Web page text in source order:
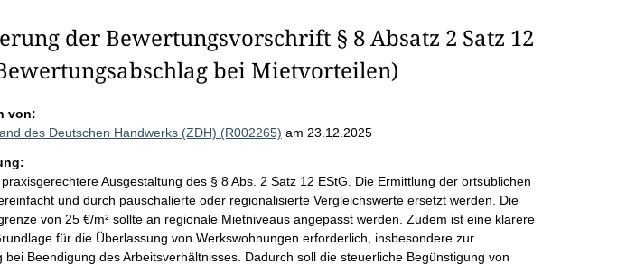
der Bewertungsvorschrift § 8 Absatz 2 Satz 12
bei Mietvorteilen)
von:
des Deutschen Handwerks (ZDH) (R002265) am 23.12.2025
Ausgestaltung des § 8 Abs. 2 Satz 12 EStG. Die Ermittlung der ortsüblichen
und durch pauschalierte oder regionalisierte Vergleichswerte ersetzt werden. Die
von 25 €/m² sollte an regionale Mietniveaus angepasst werden. Zudem ist eine klarere
für die Überlassung von Werkswohnungen erforderlich, insbesondere zur
bei Beendigung des Arbeitsverhältnisses. Dadurch soll die steuerliche Begünstigung von